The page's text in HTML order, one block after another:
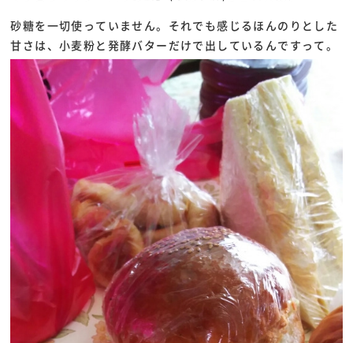
砂糖を一切使っていません。それでも感じるほんのりとした
甘さは、小麦粉と発酵バターだけで出しているんですって。